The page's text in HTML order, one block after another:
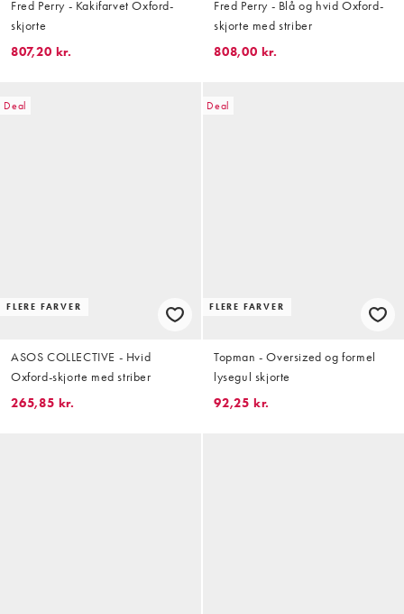
Fred Perry - Kakifarvet Oxford-
skjorte
807,20 kr.
Fred Perry - Blå og hvid Oxford-
skjorte med striber
808,00 kr.
Deal
FLERE FARVER
ASOS COLLECTIVE - Hvid
Oxford-skjorte med striber
265,85 kr.
Deal
FLERE FARVER
Topman - Oversized og formel
lysegul skjorte
92,25 kr.